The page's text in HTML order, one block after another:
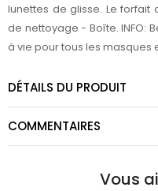
lunettes de glisse. Le forfait
de nettoyage - Boîte. INFO:
à vie pour tous les masques
DÉTAILS DU PRODUIT
COMMENTAIRES
Vous